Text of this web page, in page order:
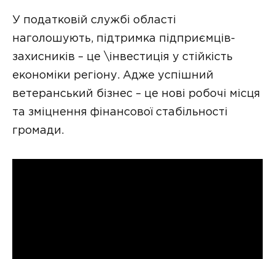
У податковій службі області
наголошують, підтримка підприємців-
захисників – це \інвестиція у стійкість
економіки регіону. Адже успішний
ветеранський бізнес – це нові робочі місця
та зміцнення фінансової стабільності
громади.